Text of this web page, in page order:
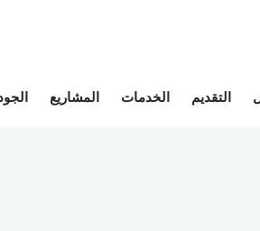
التقديم الخدمات المشاريع